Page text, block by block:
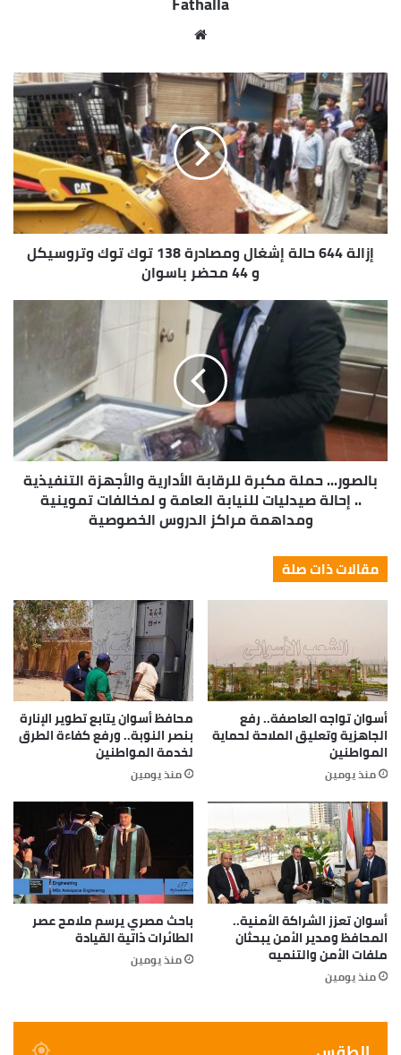
سيخلق لوحة جمالية لمنطقة وسط المدينة أمام
الجولة الميدانية لمحافظ أسوان حرص على الإستجابة
لمطالب وشكاوى بعض المواطنين بإيجاد حلول سريعة
لها لتخفيف المعاناة عنهم ، كما إستجاب المحافظ
لمطالب البعض بإلتقاط صور تذكارية معهم .
إزالة 644 حالة إشغال ومصادرة 138 توك توك وتروسيكل
و 44 محضر باسوان
بالصور... حملة مكبرة للرقابة الأدارية والأجهزة التنفيذية
.. إحالة صيدليات للنيابة العامة و لمخالفات تموينية
ومداهمة مراكز الدروس الخصوصية
مقالات ذات صلة
أسوان تواجه العاصفة.. رفع
الجاهزية وتعليق الملاحة لحماية
المواطنين
منذ يومين
محافظ أسوان يتابع تطوير الإنارة
بنصر النوبة.. ورفع كفاءة الطرق
لخدمة المواطنين
منذ يومين
أسوان تعزز الشراكة الأمنية..
المحافظ ومدير الأمن يبحثان
ملفات الأمن والتنميه
منذ يومين
باحث مصري يرسم ملامح عصر
الطائرات ذاتية القيادة
منذ يومين